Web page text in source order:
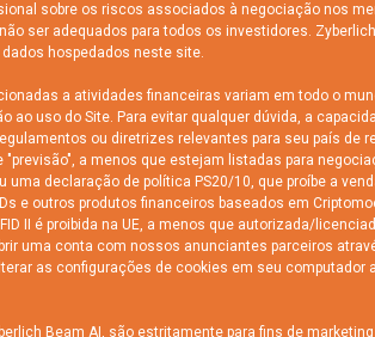
sobre os riscos associados à negociação nos
ser adequados para todos os investidores.
hospedados neste site.
a atividades financeiras variam em todo o
uso do Site. Para evitar qualquer dúvida, a
ou diretrizes relevantes para seu país de
a menos que estejam listadas para
declaração de política PS20/10, que proíbe a
e outros produtos financeiros baseados em
II é proibida na UE, a menos que autorizada/
uma conta com nossos anunciantes parceiros
as configurações de cookies em seu computador
Beam AI, são estritamente para fins de